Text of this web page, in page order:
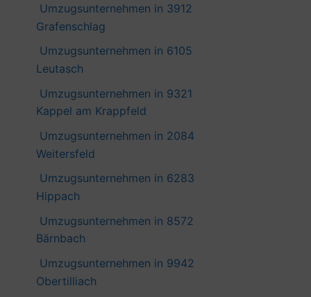
Umzugsunternehmen in 3912
Grafenschlag
Umzugsunternehmen in 6105
Leutasch
Umzugsunternehmen in 9321
Kappel am Krappfeld
Umzugsunternehmen in 2084
Weitersfeld
Umzugsunternehmen in 6283
Hippach
Umzugsunternehmen in 8572
Bärnbach
Umzugsunternehmen in 9942
Obertilliach